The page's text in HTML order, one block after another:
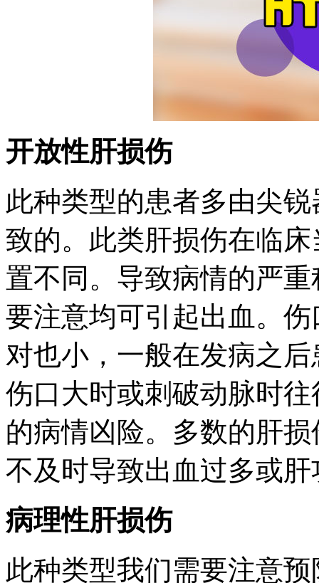
开放性肝损伤
此种类型的患者多由尖
致的。此类肝损伤在临
置不同。导致病情的严
要注意均可引起出血。
对也小，一般在发病之
伤口大时或刺破动脉时
的病情凶险。多数的肝
不及时导致出血过多或
病理性肝损伤
此种类型我们需要注意